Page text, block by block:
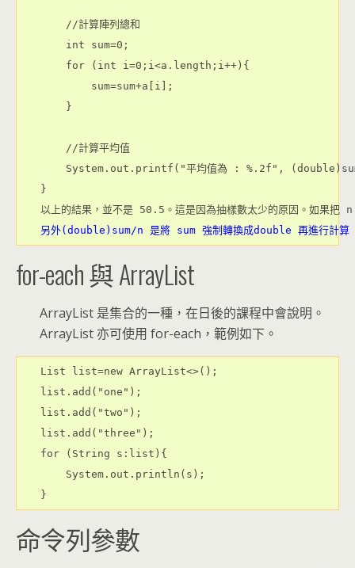
    //計算陣列總和
int sum=0;
for (int i=0;i<a.length;i++){
sum=sum+a[i];
}
    //計算平均值
System.out.printf("平均值為 : %.2f",
}
以上的結果，並不是 50.5。這是因為抽樣數太少的原因。如果
另外(double)sum/n 是將 sum 強制轉換成double 再進行計算
for-each 與 ArrayList
ArrayList 是集合的一種，在日後的課程中會說明。
ArrayList 亦可使用 for-each，範例如下。
List list=new ArrayList<>();
list.add("one");
list.add("two");
list.add("three");
for (String s:list){
    System.out.println(s);
}
命令列參數